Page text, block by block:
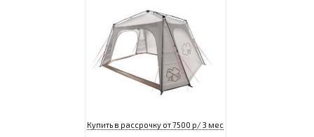
Купить в рассрочку от 7500 р/ 3 мес